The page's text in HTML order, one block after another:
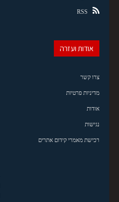
RSS
אודות ועזרה
צרו קשר
מדיניות פרטיות
אודות
נגישות
רכישת מאמרי קידום אתרים